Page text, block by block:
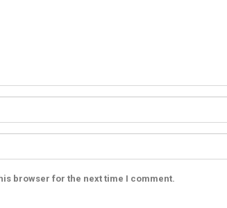
browser for the next time I comment.